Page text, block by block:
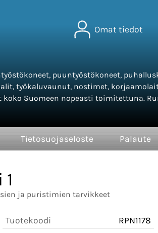
Omat tiedot
puuntyöstökoneet,
työkaluvaunut, nostimet,
koko Suomeen nopeasti toimitettuna.
Tietosuojaseloste Palaute
ja puristimien tarvikkeet
Tuotekoodi
RPN1178